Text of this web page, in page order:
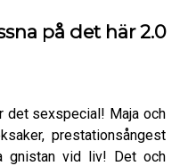
på det här 2.0
det sexspecial! Maja och
prestationsångest
gnistan vid liv! Det och